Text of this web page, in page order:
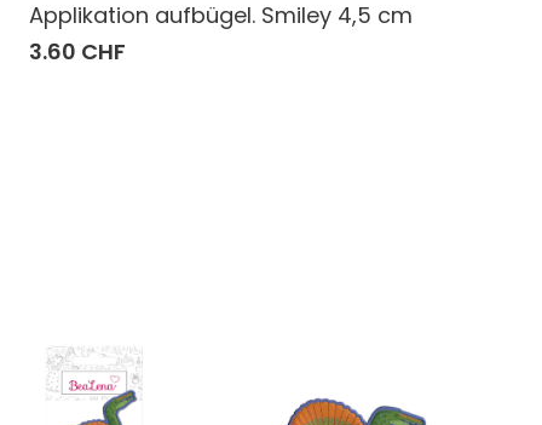
Applikation aufbügel. Smiley 4,5 cm
3.60 CHF